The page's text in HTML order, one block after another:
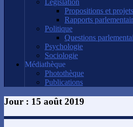
Propositions et
Rapports
Politique
Questions
Psychologie
Sociologie
Médiathèque
Photothèque
Publications
Jour : 15 août 2019